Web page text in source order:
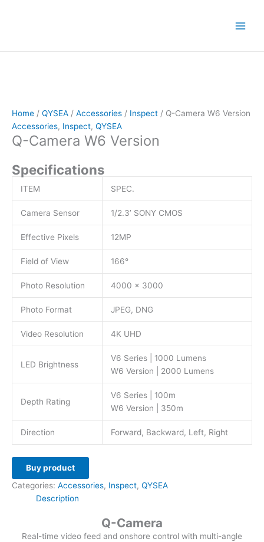
Home / QYSEA / Accessories / Inspect / Q-Camera W6 Version
Accessories, Inspect, QYSEA
Q-Camera W6 Version
Specifications
ITEM SPEC.
Camera Sensor 1/2.3’ SONY CMOS
Effective Pixels 12MP
Field of View 166°
Photo Resolution 4000 x 3000
Photo Format JPEG, DNG
Video Resolution 4K UHD
LED Brightness
V6 Series | 1000 Lumens
W6 Version | 2000 Lumens
Depth Rating
V6 Series | 100m
W6 Version | 350m
Direction Forward, Backward, Left, Right
Buy product
Categories: Accessories, Inspect, QYSEA
Description
Q-Camera
Real-time video feed and onshore control with multi-angle